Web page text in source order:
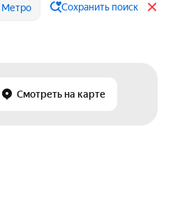
Метро Сохранить поиск
Смотреть на карте